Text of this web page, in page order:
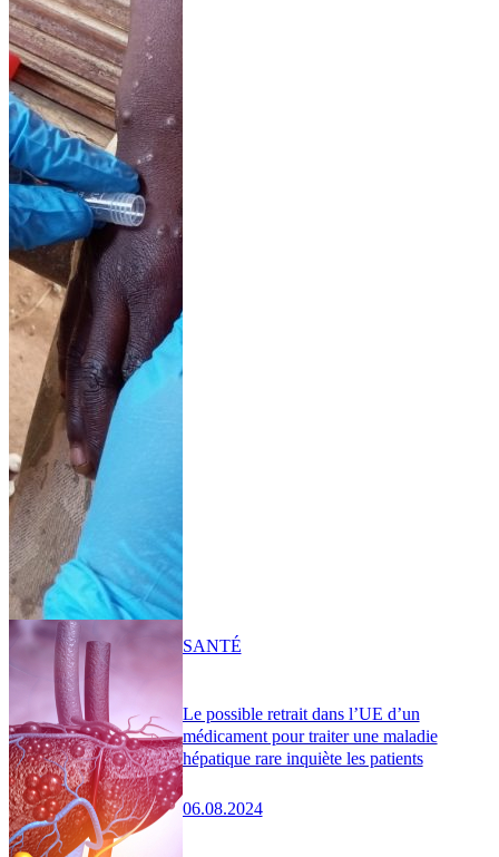
Le possible retrait dans l’UE d’un
médicament pour traiter une maladie
hépatique rare inquiète les patients
06.08.2024
SANTÉ